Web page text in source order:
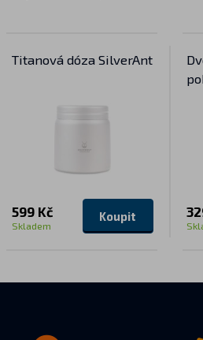
Titanová dóza SilverAnt
599 Kč
Skladem
Koupit